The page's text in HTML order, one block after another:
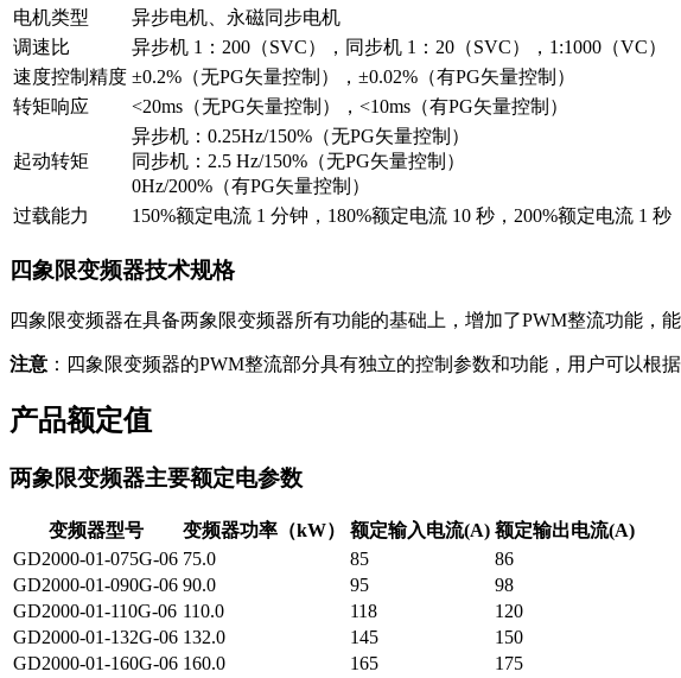
电机类型
异步电机、永磁同步电机
调速比
异步机 1：200（SVC），同步机 1：20（SVC），1:1000（VC）
速度控制精度 ±0.2%（无PG矢量控制），±0.02%（有PG矢量控制）
转矩响应
<20ms（无PG矢量控制），<10ms（有PG矢量控制）
起动转矩
异步机：0.25Hz/150%（无PG矢量控制）
同步机：2.5 Hz/150%（无PG矢量控制）
0Hz/200%（有PG矢量控制）
过载能力
150%额定电流 1 分钟，180%额定电流 10 秒，200%额定电流 1 秒
四象限变频器技术规格
四象限变频器在具备两象限变频器所有功能的基础上，增加了PWM整流功能，
注意 ：四象限变频器的PWM整流部分具有独立的控制参数和功能，用户可以根
产品额定值
两象限变频器主要额定电参数
变频器型号 变频器功率（kW） 额定输入电流(A) 额定输出电流(A)
GD2000-01-075G-06 75.0 85
86
GD2000-01-090G-06 90.0 95
98
GD2000-01-110G-06 110.0 118
120
GD2000-01-132G-06 132.0 145
150
GD2000-01-160G-06 160.0 165
175